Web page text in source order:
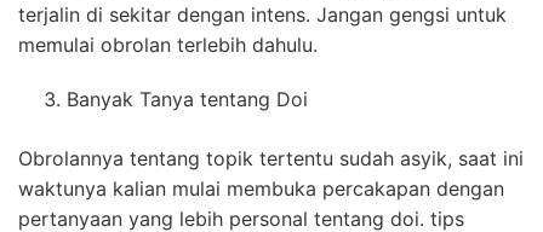
terjalin di sekitar dengan intens. Jangan gengsi untuk
memulai obrolan terlebih dahulu.
Banyak Tanya tentang Doi
Obrolannya tentang topik tertentu sudah asyik, saat ini
waktunya kalian mulai membuka percakapan dengan
pertanyaan yang lebih personal tentang doi. tips